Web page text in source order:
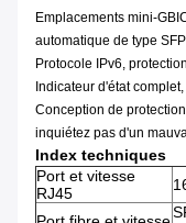
Emplacements mini-
automatique de type SFP
Protocole IPv6,
Indicateur d'état
Conception de
inquiétez pas d'un
Index techniques
Port et vitesse
RJ45